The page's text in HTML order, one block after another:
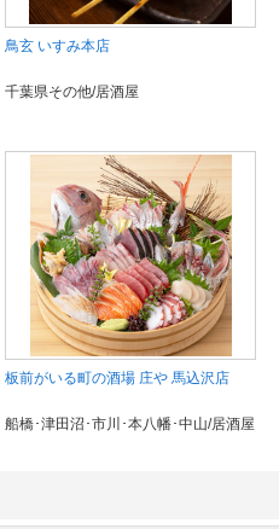
鳥玄 いすみ本店
千葉県その他/居酒屋
板前がいる町の酒場 庄や 馬込沢店
船橋･津田沼･市川･本八幡･中山/居酒屋